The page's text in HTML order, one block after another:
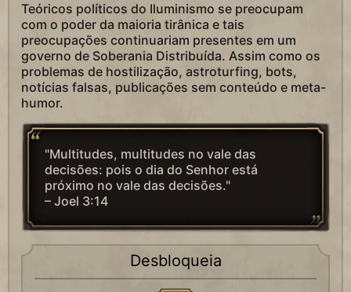
Teóricos políticos do Iluminismo se preocupam
com o poder da maioria tirânica e tais
preocupações continuariam presentes em um
governo de Soberania Distribuída. Assim como os
problemas de hostilização, astroturfing, bots,
notícias falsas, publicações sem conteúdo e meta-
humor.
"Multitudes, multitudes no vale das
decisões: pois o dia do Senhor está
próximo no vale das decisões."
– Joel 3:14
Desbloqueia